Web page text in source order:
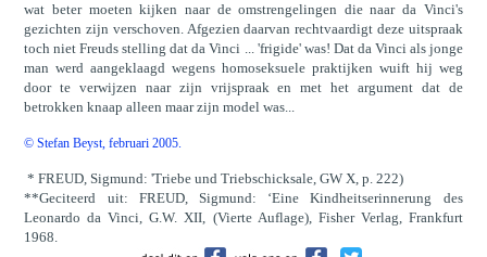
wat beter moeten kijken naar de omstrengelingen die naar da Vinci's
gezichten zijn verschoven. Afgezien daarvan rechtvaardigt deze uitspraak
toch niet Freuds stelling dat da Vinci ... 'frigide' was! Dat da Vinci als jonge
man werd aangeklaagd wegens homoseksuele praktijken wuift hij weg
door te verwijzen naar zijn vrijspraak en met het argument dat de
betrokken knaap alleen maar zijn model was...
© Stefan Beyst, februari 2005.
* FREUD, Sigmund: 'Triebe und Triebschicksale, GW X, p. 222)
**Geciteerd uit: FREUD, Sigmund: ‘Eine Kindheitserinnerung des
Leonardo da Vinci, G.W. XII, (Vierte Auflage), Fisher Verlag, Frankfurt
1968.